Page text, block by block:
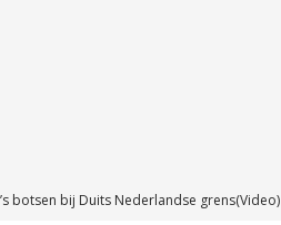
botsen bij Duits Nederlandse grens(Video)